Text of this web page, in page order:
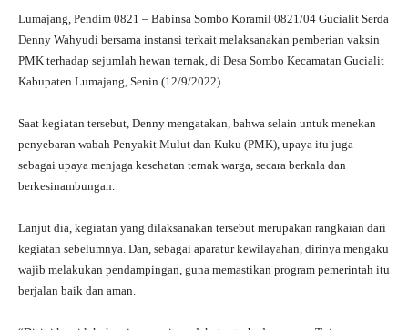
Lumajang, Pendim 0821 – Babinsa Sombo Koramil 0821/04 Gucialit Serda
Denny Wahyudi bersama instansi terkait melaksanakan pemberian vaksin
PMK terhadap sejumlah hewan ternak, di Desa Sombo Kecamatan Gucialit
Kabupaten Lumajang, Senin (12/9/2022).
Saat kegiatan tersebut, Denny mengatakan, bahwa selain untuk menekan
penyebaran wabah Penyakit Mulut dan Kuku (PMK), upaya itu juga
sebagai upaya menjaga kesehatan ternak warga, secara berkala dan
berkesinambungan.
Lanjut dia, kegiatan yang dilaksanakan tersebut merupakan rangkaian dari
kegiatan sebelumnya. Dan, sebagai aparatur kewilayahan, dirinya mengaku
wajib melakukan pendampingan, guna memastikan program pemerintah itu
berjalan baik dan aman.